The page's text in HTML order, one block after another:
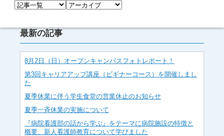
最新の記事
8月2日（日）オープンキャンパスフォトレポート！
第3回キャリアアップ講座（ビギナーコース）を開催しまし
た
夏季休業に伴う学生食堂の営業休止のお知らせ
夏季一斉休業の実施について
『病院看護部の話から学ぶ』をテーマに病院施設の特徴と
概要、新人看護師教育について学びました